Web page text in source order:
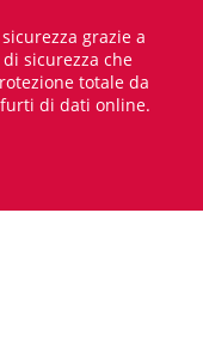
grazie a
sicurezza che
totale da
di dati online.